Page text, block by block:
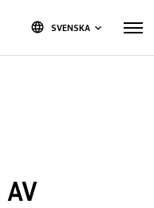
language SVENSKA keyboard_arrow_down
AV